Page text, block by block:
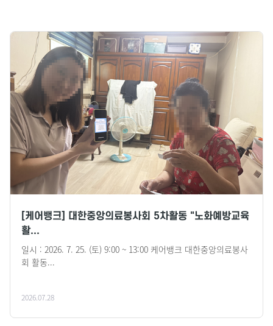
업
업
수강안내
프로그램안내
환불안내
후원안내
자원봉사안내
[케어뱅크] 대한중앙의료봉사회 5차활동 "노화예방교육
활...
일시 : 2026. 7. 25. (토) 9:00 ~ 13:00 케어뱅크 대한중앙의료봉사
회 활동...
2026.07.28